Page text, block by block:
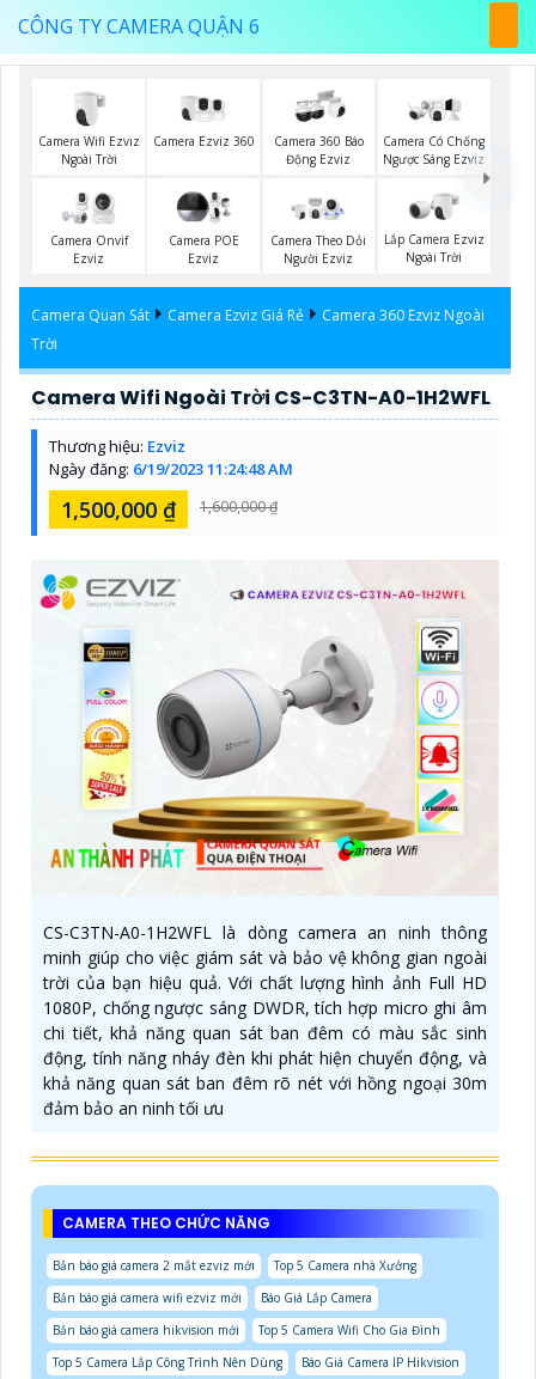
CÔNG TY CAMERA QUẬN 6
Camera Wifi Ezviz
Ngoài Trời
Camera Ezviz 360
Camera 360 Báo
Động Ezviz
Camera Có Chống
Ngược Sáng Ezviz
Camera Onvif
Ezviz
Camera POE
Ezviz
Camera Theo Dỏi
Người Ezviz
Lắp Camera Ezviz
Ngoài Trời
Camera Quan Sát Camera Ezviz Giá Rẻ
Camera 360 Ezviz Ngoài
Trời
Camera Wifi Ngoài Trời CS-C3TN-A0-1H2WFL
Thương hiệu: Ezviz
Ngày đăng: 6/19/2023 11:24:48 AM
1,500,000 ₫ 1,600,000 ₫
CS-C3TN-A0-1H2WFL là dòng camera an ninh thông
minh giúp cho việc giám sát và bảo vệ không gian ngoài
trời của bạn hiệu quả. Với chất lượng hình ảnh Full HD
1080P, chống ngược sáng DWDR, tích hợp micro ghi âm
chi tiết, khả năng quan sát ban đêm có màu sắc sinh
động, tính năng nháy đèn khi phát hiện chuyển động, và
khả năng quan sát ban đêm rõ nét với hồng ngoại 30m
đảm bảo an ninh tối ưu
CAMERA THEO CHỨC NĂNG
Bản báo giá camera 2 mắt ezviz mới
Top 5 Camera nhà Xưởng
Bản báo giá camera wifi ezviz mới
Báo Giá Lắp Camera
Bản báo giá camera hikvision mới
Top 5 Camera Wifi Cho Gia Đình
Top 5 Camera Lắp Công Trình Nên Dùng
Báo Giá Camera IP Hikvision